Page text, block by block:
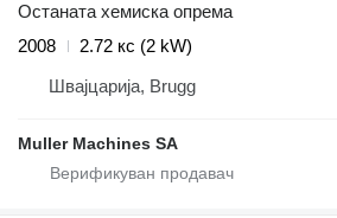
Останата хемиска опрема
2008
2.72 кс (2 kW)
Швајцарија, Brugg
Muller Machines SA